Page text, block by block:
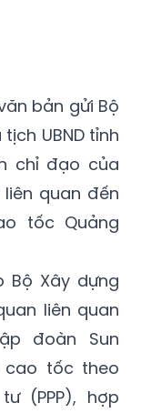
bản gửi Bộ
UBND tỉnh
chỉ đạo của
quan đến
tốc Quảng
Bộ Xây dựng
liên quan
đoàn Sun
cao tốc theo
(PPP), hợp